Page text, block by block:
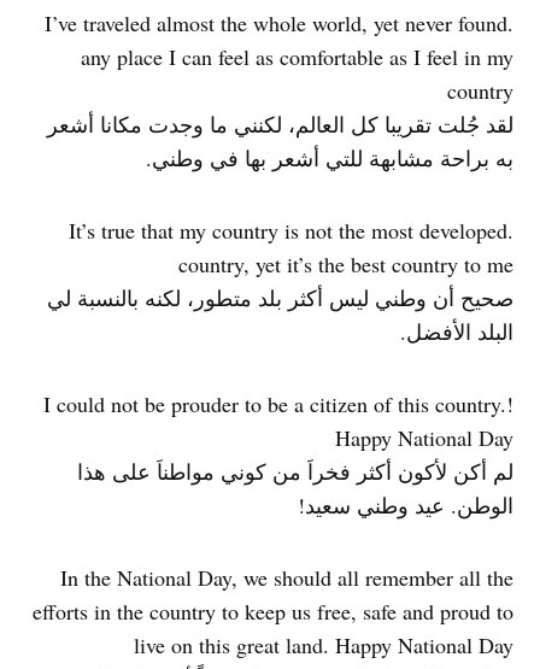
.I’ve traveled almost the whole world, yet never found
any place I can feel as comfortable as I feel in my
country
لقد جُلت تقريبا كل العالم، لكنني ما وجدت مكانا أشعر
به براحة مشابهة للتي أشعر بها في وطني.
.It’s true that my country is not the most developed
country, yet it’s the best country to me
صحيح أن وطني ليس أكثر بلد متطور، لكنه بالنسبة لي
البلد الأفضل.
!I could not be prouder to be a citizen of this country.
Happy National Day
لم أكن لأكون أكثر فخراَ من كوني مواطناَ على هذا
الوطن. عيد وطني سعيد!
In the National Day, we should all remember all the
efforts in the country to keep us free, safe and proud to
live on this great land. Happy National Day